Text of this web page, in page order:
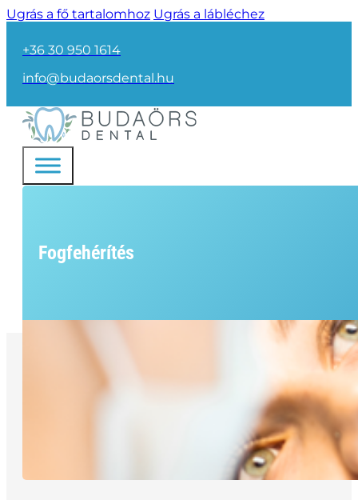
Ugrás a fő tartalomhoz Ugrás a lábléchez
+36 30 950 1614
info@budaorsdental.hu
Fogfehérítés